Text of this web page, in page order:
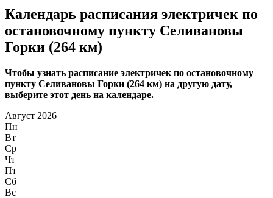
Календарь расписания электричек по
остановочному пункту Селивановы
Горки (264 км)
Чтобы узнать расписание электричек по остановочному
пункту Селивановы Горки (264 км) на другую дату,
выберите этот день на календаре.
Август 2026
Пн
Вт
Ср
Чт
Пт
Сб
Вс